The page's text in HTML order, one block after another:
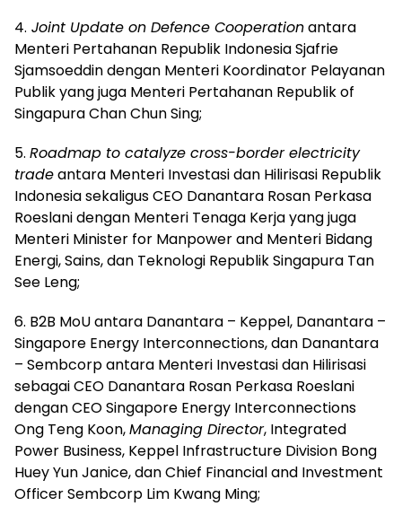
4. Joint Update on Defence Cooperationantara
Menteri Pertahanan Republik Indonesia Sjafrie
Sjamsoeddin dengan Menteri Koordinator Pelayanan
Publik yang juga Menteri Pertahanan Republik of
Singapura Chan Chun Sing;
5. Roadmap to catalyze cross-border electricity
tradeantara Menteri Investasi dan Hilirisasi Republik
Indonesia sekaligus CEO Danantara Rosan Perkasa
Roeslani dengan Menteri Tenaga Kerja yang juga
Menteri Minister for Manpower and Menteri Bidang
Energi, Sains, dan Teknologi Republik Singapura Tan
See Leng;
6. B2B MoU antara Danantara – Keppel, Danantara –
Singapore Energy Interconnections, dan Danantara
– Sembcorp antara Menteri Investasi dan Hilirisasi
sebagai CEO Danantara Rosan Perkasa Roeslani
dengan CEO Singapore Energy Interconnections
Ong Teng Koon,Managing Director, Integrated
Power Business, Keppel Infrastructure Division Bong
Huey Yun Janice, dan Chief Financial and Investment
Officer Sembcorp Lim Kwang Ming;